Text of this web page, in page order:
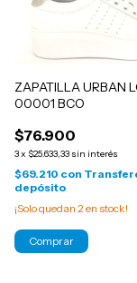
ZAPATILLA URBAN
00001 BCO
$76.900
3x $25.633,33 sin interés
$69.210 con
depósito
¡Solo quedan 2en stock!
Comprar